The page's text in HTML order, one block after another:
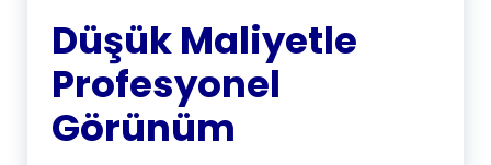
Düşük Maliyetle
Profesyonel
Görünüm